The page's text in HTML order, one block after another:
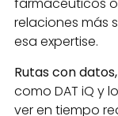
farmacéuticos
relaciones más
esa expertise.
Rutas con
como DAT iQ y
ver en tiempo